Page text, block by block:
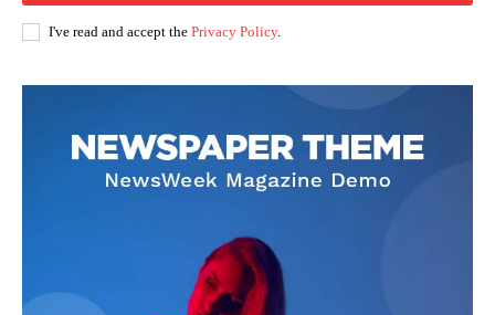
I've read and accept the Privacy Policy.